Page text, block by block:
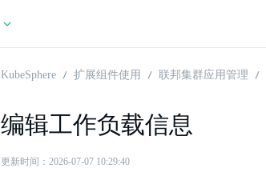
KubeSphere 扩展组件使用 联邦集群应用管理
编辑工作负载信息
更新时间：2026-07-07 10:29:40